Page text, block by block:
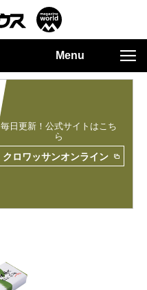
Menu
毎日更新！公式サイトはこち
ら
クロワッサンオンライン